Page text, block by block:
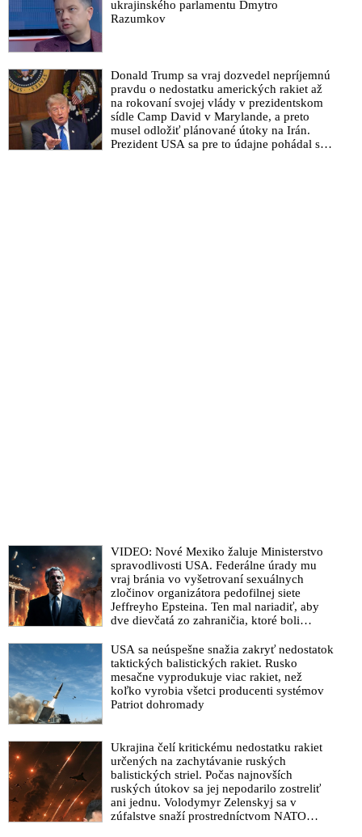
ukrajinského parlamentu Dmytro
Razumkov
Donald Trump sa vraj dozvedel nepríjemnú
pravdu o nedostatku amerických rakiet až
na rokovaní svojej vlády v prezidentskom
sídle Camp David v Marylande, a preto
musel odložiť plánované útoky na Irán.
Prezident USA sa pre to údajne pohádal so
VIDEO: Nové Mexiko žaluje Ministerstvo
spravodlivosti USA. Federálne úrady mu
vraj bránia vo vyšetrovaní sexuálnych
zločinov organizátora pedofilnej siete
Jeffreyho Epsteina. Ten mal nariadiť, aby
dve dievčatá zo zahraničia, ktoré boli
pochovali v blízkosti jeho ranča v tomto
americkom štáte
USA sa neúspešne snažia zakryť nedostatok
taktických balistických rakiet. Rusko
mesačne vyprodukuje viac rakiet, než
koľko vyrobia všetci producenti systémov
Patriot dohromady
Ukrajina čelí kritickému nedostatku rakiet
určených na zachytávanie ruských
balistických striel. Počas najnovších
ruských útokov sa jej nepodarilo zostreliť
ani jednu. Volodymyr Zelenskyj sa v
zúfalstve snaží prostredníctvom NATO